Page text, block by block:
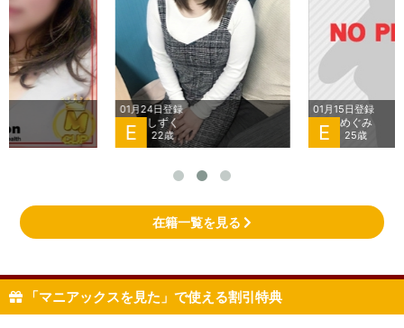
01月24日登録
しずく
22歳
01月15日登録
E
在籍一覧を見る
「マニアックスを見た」で使える割引特典